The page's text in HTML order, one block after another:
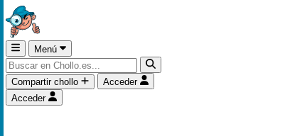
Menú
Compartir chollo
Acceder
Acceder